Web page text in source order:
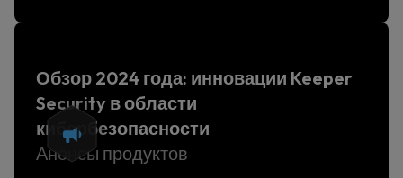
Обзор 2024 года: инновации Keeper
Security в области
кибербезопасности
Анонсы продуктов